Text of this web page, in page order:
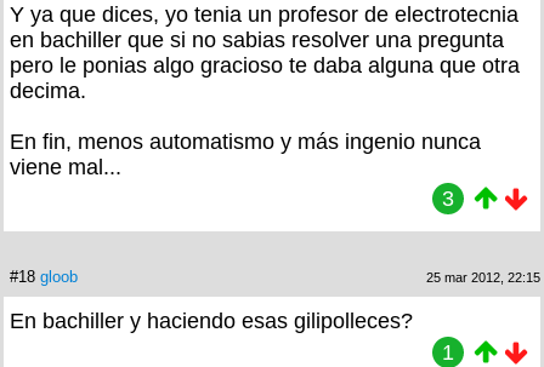
Y ya que dices, yo tenia un profesor de electrotecnia
en bachiller que si no sabias resolver una pregunta
pero le ponias algo gracioso te daba alguna que otra
decima.
En fin, menos automatismo y más ingenio nunca
viene mal...
3
#18 gloob 25 mar 2012, 22:15
En bachiller y haciendo esas gilipolleces?
1